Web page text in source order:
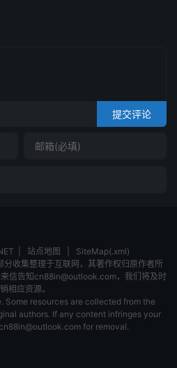
提交评论
站点地图
SiteMap(.xml)
分收集整理于互联网，其著作权归原作者所
信告知cn88in@outlook.com，我们将及时
相应资源。
Some resources are collected from the
authors. If any content infringes your
for removal.